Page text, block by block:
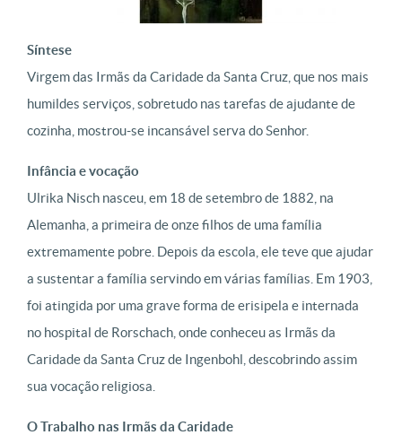
Síntese
Virgem das Irmãs da Caridade da Santa Cruz, que nos mais
humildes serviços, sobretudo nas tarefas de ajudante de
cozinha, mostrou-se incansável serva do Senhor.
Infância e vocação
Ulrika Nisch nasceu, em 18 de setembro de 1882, na
Alemanha, a primeira de onze filhos de uma família
extremamente pobre. Depois da escola, ele teve que ajudar
a sustentar a família servindo em várias famílias. Em 1903,
foi atingida por uma grave forma de erisipela e internada
no hospital de Rorschach, onde conheceu as Irmãs da
Caridade da Santa Cruz de Ingenbohl, descobrindo assim
sua vocação religiosa.
O Trabalho nas Irmãs da Caridade